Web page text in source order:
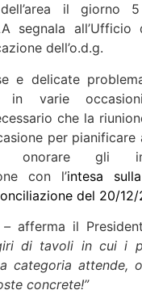
dell’area il giorno
segnala
dell’o.d.g.
e delicate
in varie
che la
per
onorare gli
con l’intesa
del 20/12/
afferma il
di tavoli in cui i
categoria attende,
concrete!”